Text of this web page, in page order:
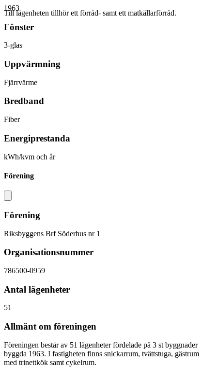
Till lägenheten tillhör ett förråd- samt ett matkällarförråd.
1963
Fönster
3-glas
Uppvärmning
Fjärrvärme
Bredband
Fiber
Energiprestanda
kWh/kvm och år
Förening
Förening
Riksbyggens Brf Söderhus nr 1
Organisationsnummer
786500-0959
Antal lägenheter
51
Allmänt om föreningen
Föreningen består av 51 lägenheter fördelade på 3 st byggnader
byggda 1963. I fastigheten finns snickarrum, tvättstuga, gästrum
med trinettkök samt cykelrum.